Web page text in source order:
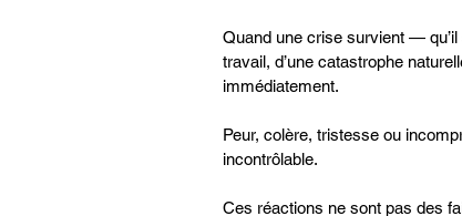
Quand une crise survient — qu’il
travail, d’une catastrophe
immédiatement.
Peur, colère, tristesse ou
incontrôlable.
Ces réactions ne sont pas des